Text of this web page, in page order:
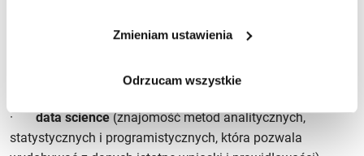
Zmieniam ustawienia
Odrzucam wszystkie
Wdrożenie GenAI wymaga specjalistycznej wiedzy
efektywnego wykorzystania GenAI:
·data science(znajomość metod analitycznych,
statystycznych i programistycznych, która pozwala